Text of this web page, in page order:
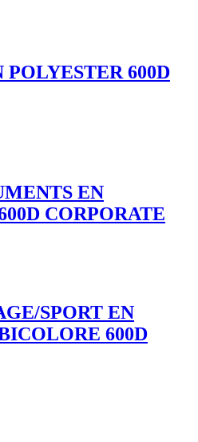
POLYESTER 600D
EN
CORPORATE
SPORT EN
600D